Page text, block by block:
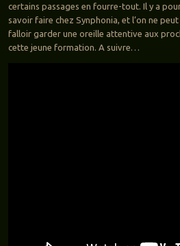
certains passages en fourre-tout. Il y a
savoir faire chez Synphonia, et l’on ne peut
falloir garder une oreille attentive aux
cette jeune formation. A suivre…